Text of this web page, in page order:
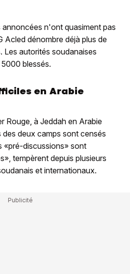
n'ont quasiment pas
Acled dénombre déjà plus de
Les autorités soudanaises
blessés.
en Arabie
Rouge, à Jeddah en Arabie
des deux camps sont censés
«pré-discussions» sont
tempèrent depuis plusieurs
et internationaux.